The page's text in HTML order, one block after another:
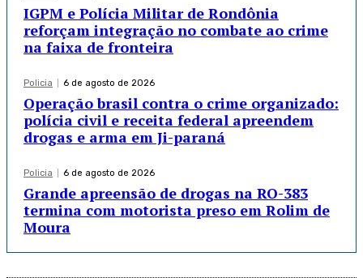
IGPM e Polícia Militar de Rondônia
reforçam integração no combate ao crime
na faixa de fronteira
Policia 6 de agosto de 2026
Operação brasil contra o crime organizado:
polícia civil e receita federal apreendem
drogas e arma em Ji-paraná
Policia 6 de agosto de 2026
Grande apreensão de drogas na RO-383
termina com motorista preso em Rolim de
Moura